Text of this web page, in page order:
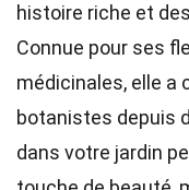
histoire riche et
Connue pour ses
médicinales, elle a
botanistes depuis
dans votre jardin